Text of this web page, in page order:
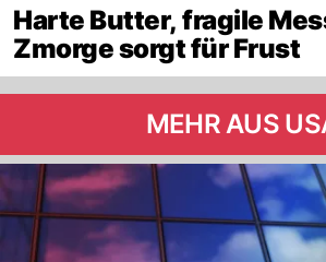
Harte Butter, fragile
Zmorge sorgt für Frust
MEHR AUS